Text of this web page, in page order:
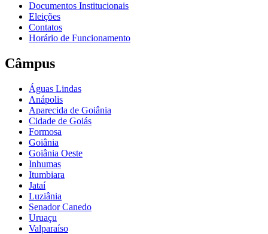
Documentos Institucionais
Eleições
Contatos
Horário de Funcionamento
Câmpus
Águas Lindas
Anápolis
Aparecida de Goiânia
Cidade de Goiás
Formosa
Goiânia
Goiânia Oeste
Inhumas
Itumbiara
Jataí
Luziânia
Senador Canedo
Uruaçu
Valparaíso